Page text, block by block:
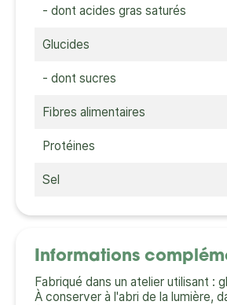
- dont acides gras saturés
Glucides
- dont sucres
Fibres alimentaires
Protéines
Sel
Informations
Fabriqué dans un atelier utilisant :
À conserver à l'abri de la lumière,